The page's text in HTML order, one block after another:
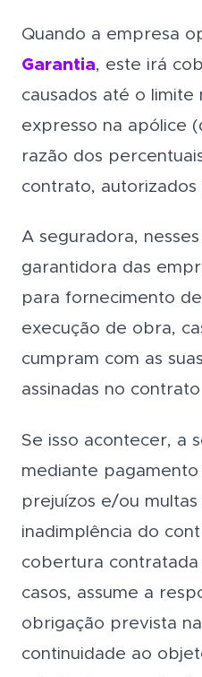
Quando a empresa
Garantia, este irá
causados até o limite
expresso na apólice
razão dos
contrato, autorizados
A seguradora,
garantidora das
para fornecimento
execução de obra,
cumpram com as
assinadas no
Se isso acontecer, a
mediante
prejuízos e/ou multas
inadimplência do
cobertura
casos, assume a
obrigação prevista
continuidade ao